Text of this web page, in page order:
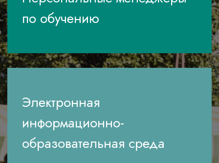
по обучению
Электронная
информационно-
образовательная среда